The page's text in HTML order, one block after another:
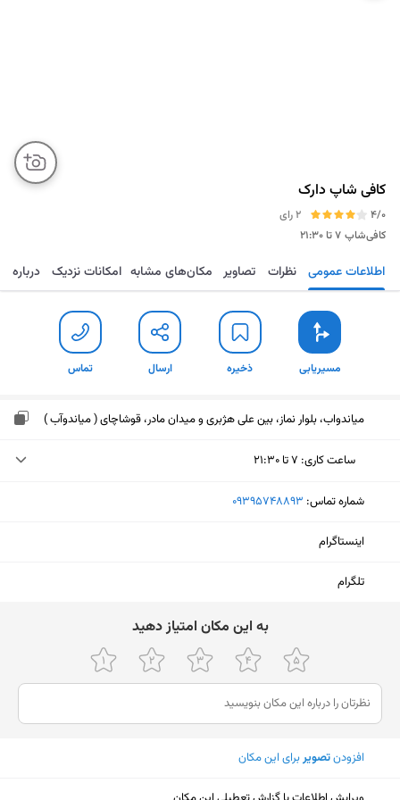
کافی شاپ دارک
4/0
2 رای
کافی‌شاپ ۷ تا ۲۱:۳۰
مسیریابی ذخیره ارسال تماس اطلاعات عمومی نظرات تصاویر مکان‌های مشابه امکانات نزدیک درباره
مسیریابی ذخیره ارسال تماس
میاندواب، بلوار نماز، بین علی هژبری و میدان مادر، قوشاچای ( میاندوآب )
ساعت کاری: ۷ تا ۲۱:۳۰
دوشنبه (امروز)
شنبه
۷ تا ۲۱:۳۰
یکشنبه
شماره تماس: ‎09395748893
اینستاگرام
تلگرام
ﺑﻪ اﯾﻦ ﻣﮑﺎن اﻣﺘﯿﺎز دﻫﯿﺪ
افزودنتصویربرای این مکان